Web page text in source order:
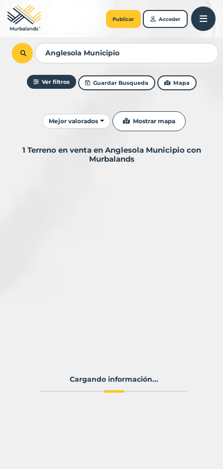
Publicar Acceder
Ver filtros Guardar Busqueda Mapa
Ordenar resultados
Mejor valorados Mostrar mapa
1 Terreno en venta en Anglesola Municipio con
Murbalands
Cargando información...